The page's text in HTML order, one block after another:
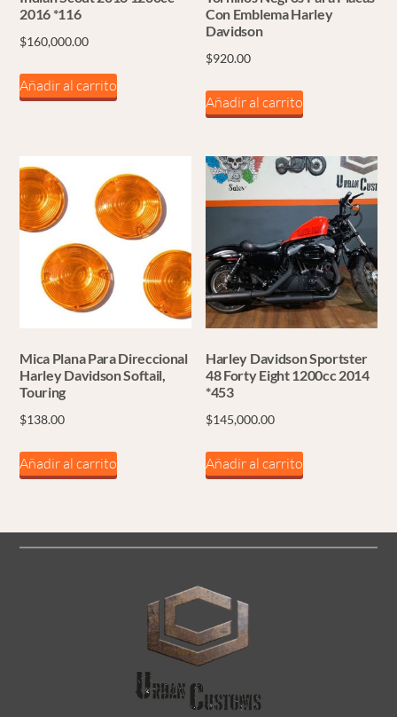
2016 *116
$160,000.00
Añadir al carrito
Con Emblema Harley
Davidson
$920.00
Añadir al carrito
Mica Plana Para Direccional
Harley Davidson Softail,
Touring
$138.00
Añadir al carrito
Harley Davidson Sportster
48 Forty Eight 1200cc 2014
*453
$145,000.00
Añadir al carrito